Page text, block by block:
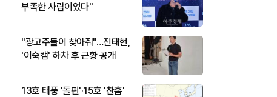
부족한 사람이었다"
"광고주들이 찾아줘"…진태현,
'이숙캠' 하차 후 근황 공개
13호 태풍 '돌핀'·15호 '찬홈'